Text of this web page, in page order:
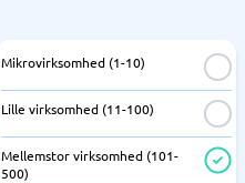
Mikrovirksomhed (1-10)
Lille virksomhed (11-100)
Mellemstor virksomhed (101-
500)